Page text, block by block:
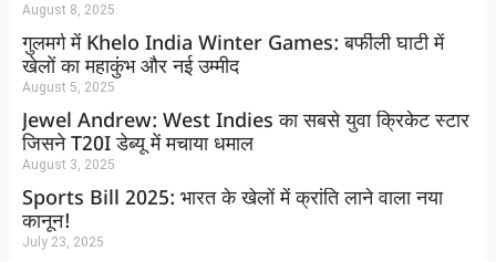
August 8, 2025
गुलमर्ग में Khelo India Winter Games: बर्फीली घाटी में
खेलों का महाकुंभ और नई उम्मीद
August 5, 2025
Jewel Andrew: West Indies का सबसे युवा क्रिकेट स्टार
जिसने T20I डेब्यू में मचाया धमाल
August 3, 2025
Sports Bill 2025: भारत के खेलों में क्रांति लाने वाला नया
कानून!
July 23, 2025